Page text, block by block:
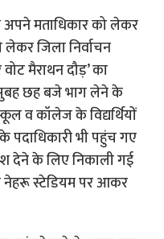
अपने मताधिकार को लेकर
जिला निर्वाचन
मैराथन दौड़’ का
छह बजे भाग लेने के
व कॉलेज के विद्यर्थियों
भी पहुंच गए
देने के लिए निकाली गई
नेहरू स्टेडियम पर आकर